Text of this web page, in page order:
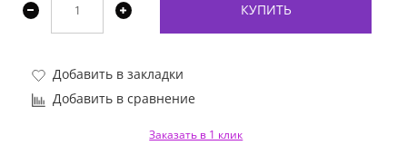
КУПИТЬ
Добавить в закладки
Добавить в сравнение
Заказать в 1 клик